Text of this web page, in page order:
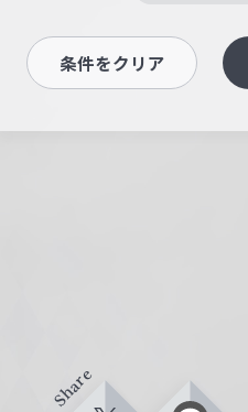
条件をクリア
Share